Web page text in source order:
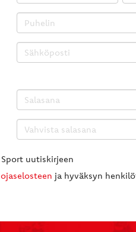
uutiskirjeen
ja hyväksyn